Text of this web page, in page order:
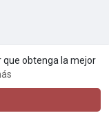
que obtenga la mejor